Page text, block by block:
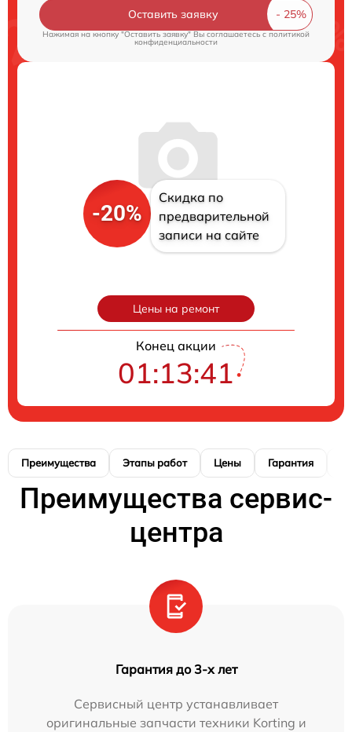
Оставить заявку
Нажимая на кнопку "Оставить заявку" Вы соглашаетесь cполитикой
конфиденциальности
-20%
Скидка по
предварительной
записи на сайте
Цены на ремонт
Конец акции
01:13:40
Преимущества Этапы работ Цены Гарантия
Преимущества сервис-
центра
Гарантия до 3-х лет
Сервисный центр устанавливает
оригинальные запчасти техники Korting и